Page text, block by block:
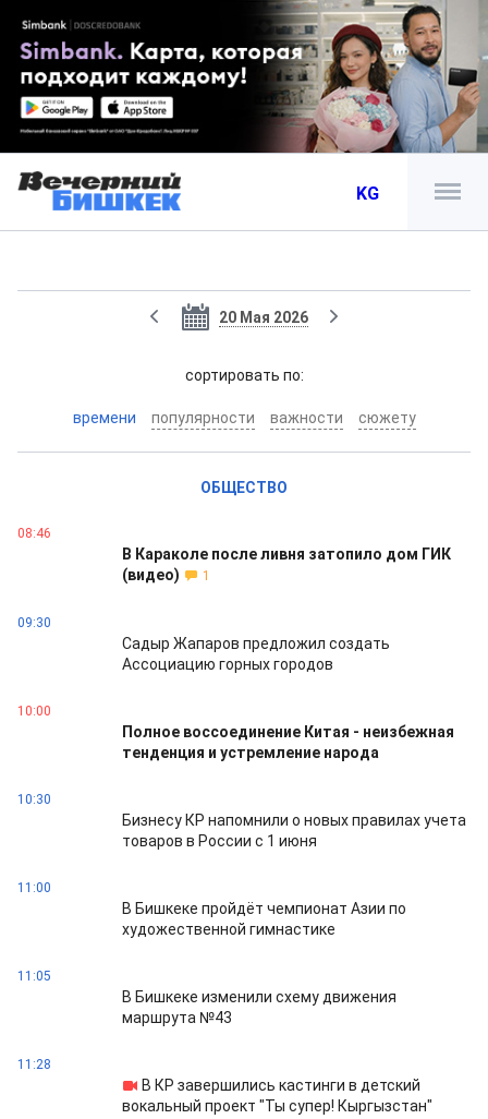
KG
20 Мая 2026
cортировать по:
времени популярности важности сюжету
ОБЩЕСТВО
08:46
В Караколе после ливня затопило дом ГИК
(видео)
1
09:30
Садыр Жапаров предложил создать
Ассоциацию горных городов
10:00
Полное воссоединение Китая - неизбежная
тенденция и устремление народа
10:30
Бизнесу КР напомнили о новых правилах учета
товаров в России с 1 июня
11:00
В Бишкеке пройдёт чемпионат Азии по
художественной гимнастике
11:05
В Бишкеке изменили схему движения
маршрута №43
11:28
В КР завершились кастинги в детский
вокальный проект "Ты супер! Кыргызстан"